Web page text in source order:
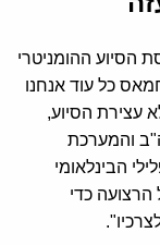
הסיוע ההומניטרי
כל עוד אנחנו
עצירת הסיוע,
והמערכת
הבינלאומי
כדי